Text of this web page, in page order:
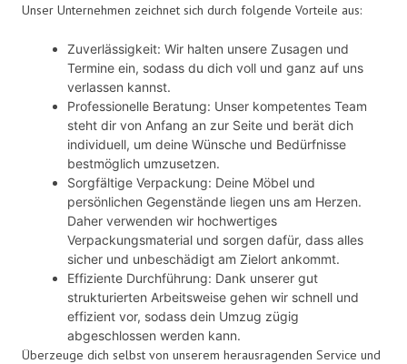
Unser Unternehmen zeichnet sich durch folgende Vorteile aus:
Zuverlässigkeit: Wir halten unsere Zusagen und
Termine ein, sodass du dich voll und ganz auf uns
verlassen kannst.
Professionelle Beratung: Unser kompetentes Team
steht dir von Anfang an zur Seite und berät dich
individuell, um deine Wünsche und Bedürfnisse
bestmöglich umzusetzen.
Sorgfältige Verpackung: Deine Möbel und
persönlichen Gegenstände liegen uns am Herzen.
Daher verwenden wir hochwertiges
Verpackungsmaterial und sorgen dafür, dass alles
sicher und unbeschädigt am Zielort ankommt.
Effiziente Durchführung: Dank unserer gut
strukturierten Arbeitsweise gehen wir schnell und
effizient vor, sodass dein Umzug zügig
abgeschlossen werden kann.
Überzeuge dich selbst von unserem herausragenden Service und